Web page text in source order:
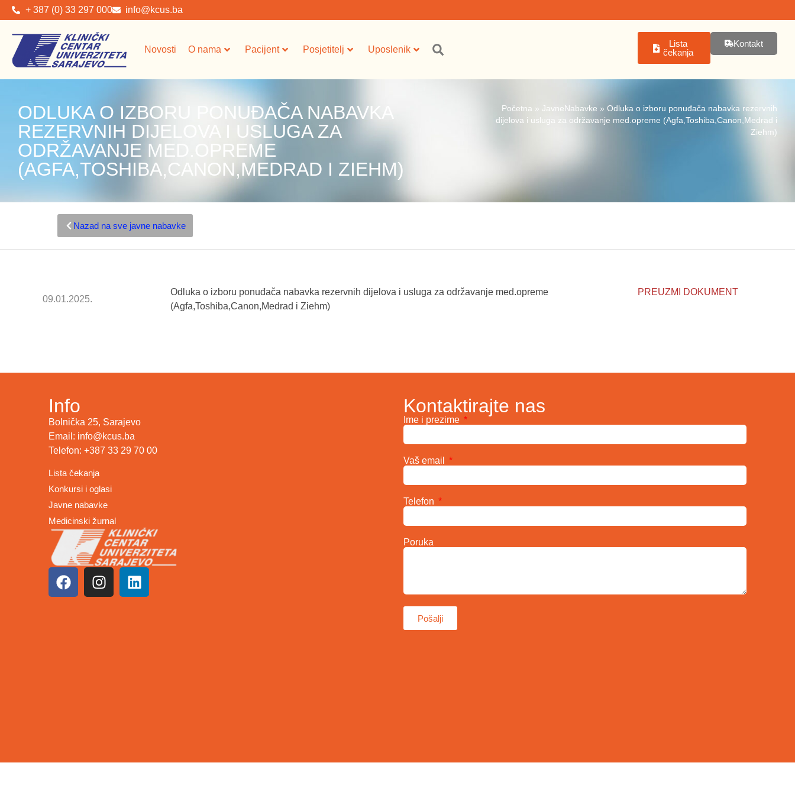
+ 387 (0) 33 297 000 info@kcus.ba
Novosti O nama Pacijent Posjetitelj Uposlenik
Lista
čekanja
Kontakt
ODLUKA O IZBORU PONUĐAČA NABAVKA
REZERVNIH DIJELOVA I USLUGA ZA
ODRŽAVANJE MED.OPREME
(AGFA,TOSHIBA,CANON,MEDRAD I ZIEHM)
Početna » JavneNabavke » Odluka o izboru ponuđača nabavka rezervnih
dijelova i usluga za održavanje med.opreme (Agfa,Toshiba,Canon,Medrad i
Ziehm)
Nazad na sve javne nabavke
09.01.2025.
Odluka o izboru ponuđača nabavka rezervnih dijelova i usluga za održavanje med.opreme
(Agfa,Toshiba,Canon,Medrad i Ziehm)
PREUZMI DOKUMENT
Info
Bolnička 25, Sarajevo
Email: info@kcus.ba
Telefon: +387 33 29 70 00
Lista čekanja
Konkursi i oglasi
Javne nabavke
Medicinski žurnal
Kontaktirajte nas
Ime i prezime
Vaš email
Telefon
Poruka
Pošalji